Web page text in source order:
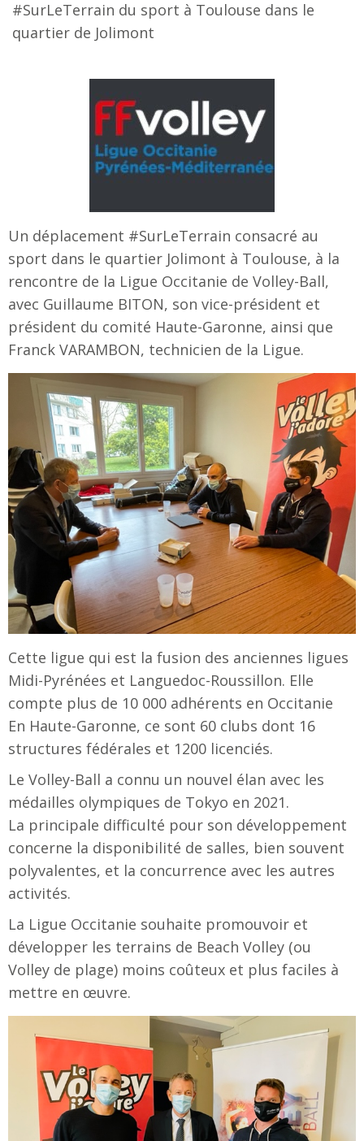
#SurLeTerrain du sport à Toulouse dans le
quartier de Jolimont
Un déplacement #SurLeTerrain consacré au
sport dans le quartier Jolimont à Toulouse, à la
rencontre de la Ligue Occitanie de Volley-Ball,
avec Guillaume BITON, son vice-président et
président du comité Haute-Garonne, ainsi que
Franck VARAMBON, technicien de la Ligue.
Cette ligue qui est la fusion des anciennes ligues
Midi-Pyrénées et Languedoc-Roussillon. Elle
compte plus de 10 000 adhérents en Occitanie
En Haute-Garonne, ce sont 60 clubs dont 16
structures fédérales et 1200 licenciés.
Le Volley-Ball a connu un nouvel élan avec les
médailles olympiques de Tokyo en 2021.
La principale difficulté pour son développement
concerne la disponibilité de salles, bien souvent
polyvalentes, et la concurrence avec les autres
activités.
La Ligue Occitanie souhaite promouvoir et
développer les terrains de Beach Volley (ou
Volley de plage) moins coûteux et plus faciles à
mettre en œuvre.